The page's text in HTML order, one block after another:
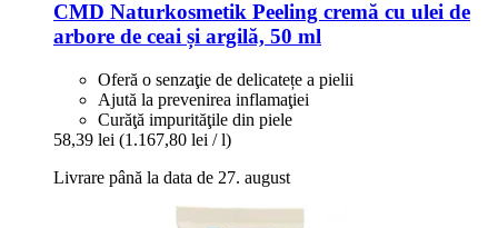
CMD Naturkosmetik Peeling cremă cu ulei de
arbore de ceai și argilă, 50 ml
Oferă o senzaţie de delicatețe a pielii
Ajută la prevenirea inflamaţiei
Curăţă impurităţile din piele
58,39 lei (1.167,80 lei / l)
Livrare până la data de 27. august